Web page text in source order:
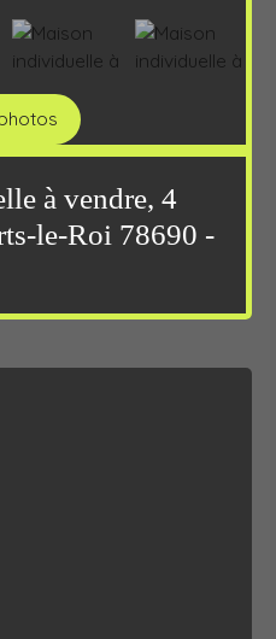
à vendre, 4
le-Roi 78690 -